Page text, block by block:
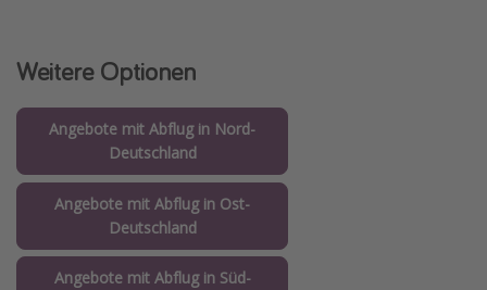
Weitere Optionen
Angebote mit Abflug in Nord-
Deutschland
Angebote mit Abflug in Ost-
Deutschland
Angebote mit Abflug in Süd-